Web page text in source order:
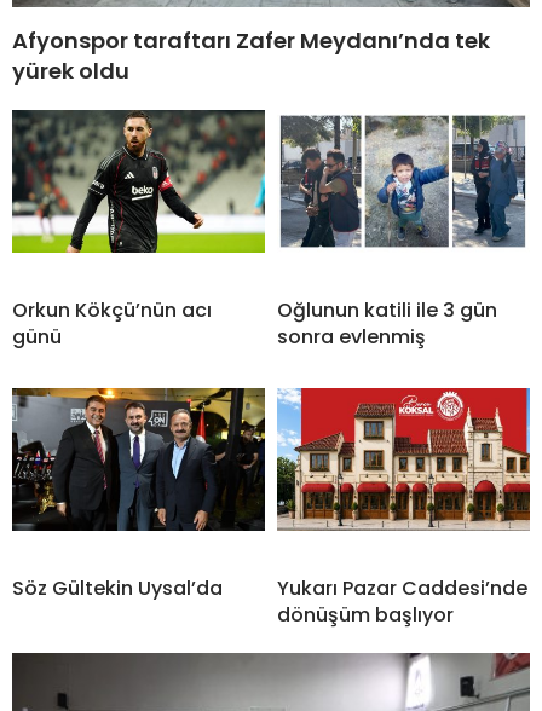
Afyonspor taraftarı Zafer Meydanı’nda tek
yürek oldu
Orkun Kökçü’nün acı
günü
Oğlunun katili ile 3 gün
sonra evlenmiş
Söz Gültekin Uysal’da
Yukarı Pazar Caddesi’nde
dönüşüm başlıyor